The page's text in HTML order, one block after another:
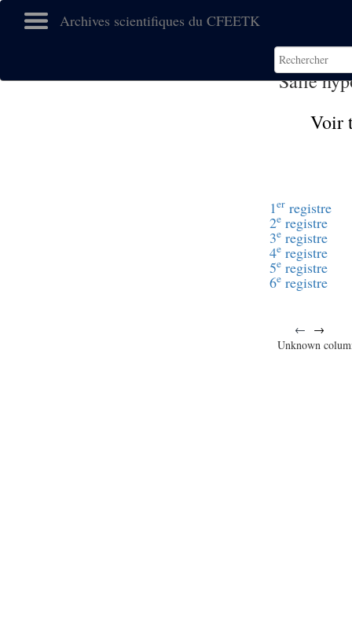
Archives scientifiques du CFEETK
Salle
Voir
1erregistre
2eregistre
3eregistre
4eregistre
5eregistre
6eregistre
←
→
Unknown